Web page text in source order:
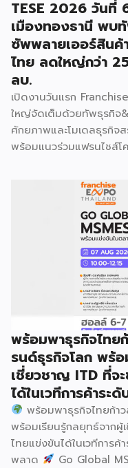
TESE 2026 วันที่
เมืองทองธานี พบ
ซัพพลายเออร์สินค้
ไทย ลดใหญ่กว่า
ลบ.
เปิดงานวันแรก
ใหญ่จัดเต็มด้วยทัพธุรกิจ
ศักยภาพและโมเดลธุรกิจ
พร้อมแนวร่วมแฟรนไชส์โ
รวมกว่า 250 บูธ บนพื้น
เลือกสร้างรายได้เพิ่มแล
จบในงานด้วยสินเชื่อ และ
ความรู้โดยผู้ทรงคุณวุฒิคั
และต่างประเทศ งานจัด
ฮอลล์ 6-8 อิมแพ็คเมือง
220 ล้านบาท นายพูน
ธุรกิจการค้า กระทรวงพ
Thailand & Thailand
(TESE 2026) เป็นเวทีแ
วงจร […]
พร้อมพาธุรกิจไทย
รนด์ธุรกิจโลก พร้
เชี่ยวชาญ ITD ที่จ
ได้ในเวทีการค้าระดั
พร้อมพาธุรกิจไทยก้า
พร้อมเรียนรู้กลยุทธ์จากผู้
ไทยแข่งขันได้ในเวทีการ
พลาด
Go Global